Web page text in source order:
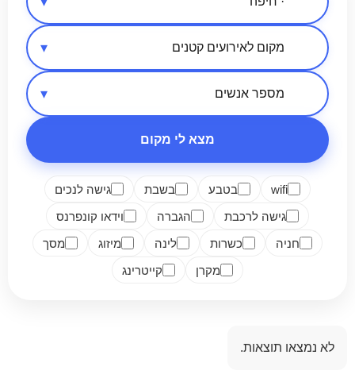
אזור בארץ
סיווג מקום
מספר אנשים
מצא לי מקום
wifi בטבע בשבת
גישה לנכים
גישה לרכבת
הגברה
וידאו קונפרנס
חניה
כשרות לינה מיזוג
מסך
מקרן
קייטרינג
לא נמצאו תוצאות.